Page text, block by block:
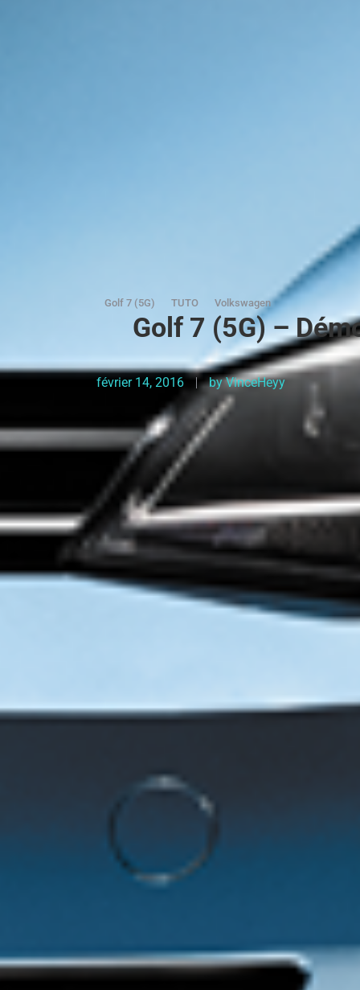
Golf 7 (5G) TUTO Volkswagen
Golf 7 (5G) –
février 14, 2016 byVinceHeyy